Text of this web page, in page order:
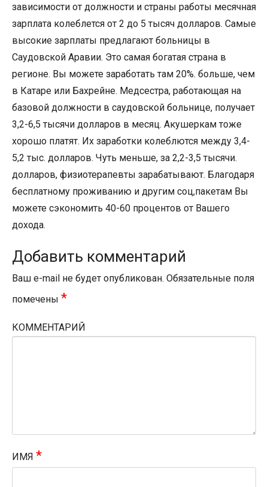
зависимости от должности и страны работы месячная
зарплата колеблется от 2 до 5 тысяч долларов. Самые
высокие зарплаты предлагают больницы в
Саудовской Аравии. Это самая богатая страна в
регионе. Вы можете заработать там 20%. больше, чем
в Катаре или Бахрейне. Медсестра, работающая на
базовой должности в саудовской больнице, получает
3,2-6,5 тысячи долларов в месяц. Акушеркам тоже
хорошо платят. Их заработки колеблются между 3,4-
5,2 тыс. долларов. Чуть меньше, за 2,2-3,5 тысячи.
долларов, физиотерапевты зарабатывают. Благодаря
бесплатному проживанию и другим соц,пакетам Вы
можете сэкономить 40-60 процентов от Вашего
дохода.
Добавить комментарий
Ваш e-mail не будет опубликован. Обязательные поля
помечены *
КОММЕНТАРИЙ
ИМЯ *